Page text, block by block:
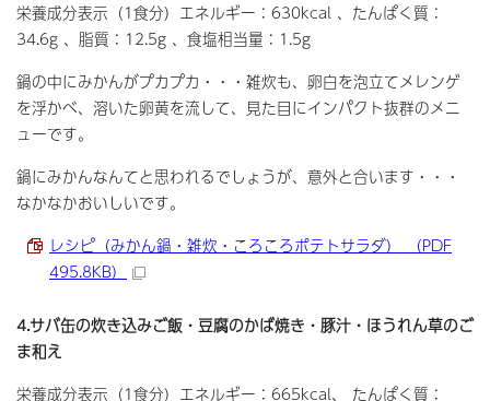
栄養成分表示（1食分）エネルギー：630kcal 、たんぱく質：
34.6g 、脂質：12.5g 、食塩相当量：1.5g
鍋の中にみかんがプカプカ・・・雑炊も、卵白を泡立てメレンゲ
を浮かべ、溶いた卵黄を流して、見た目にインパクト抜群のメニ
ューです。
鍋にみかんなんてと思われるでしょうが、意外と合います・・・
なかなかおいしいです。
レシピ（みかん鍋・雑炊・ころころポテトサラダ） （PDF
495.8KB）
4.サバ缶の炊き込みご飯・豆腐のかば焼き・豚汁・ほうれん草のご
ま和え
栄養成分表示（1食分）エネルギー：665kcal、 たんぱく質：